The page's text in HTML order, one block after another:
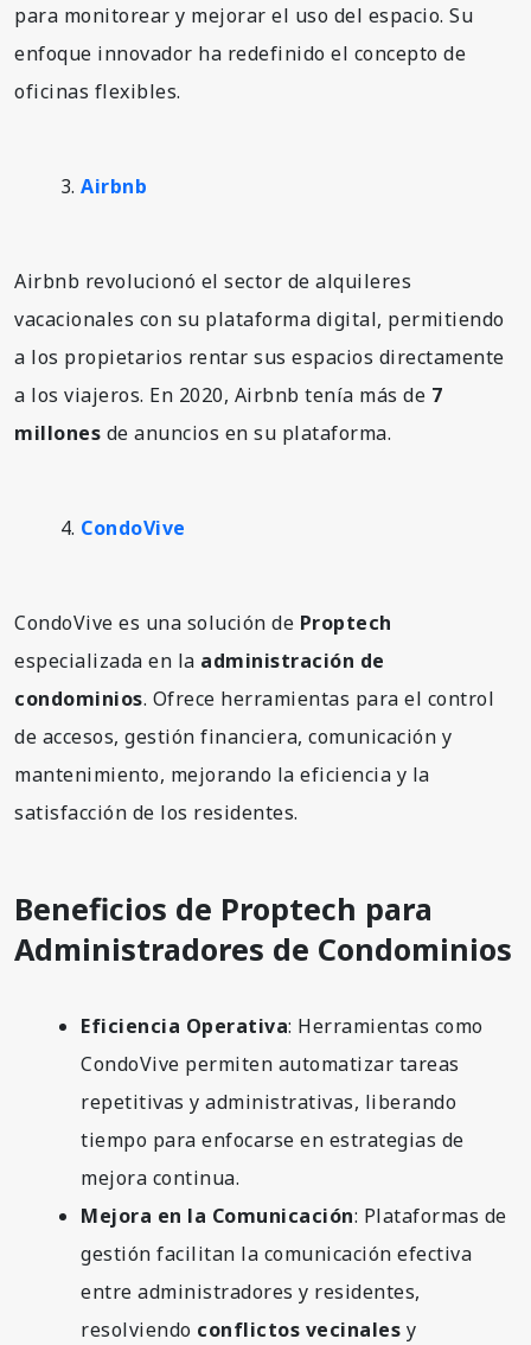
para monitorear y mejorar el uso del espacio. Su
enfoque innovador ha redefinido el concepto de
oficinas flexibles.
Airbnb
Airbnb revolucionó el sector de alquileres
vacacionales con su plataforma digital, permitiendo
a los propietarios rentar sus espacios directamente
a los viajeros. En 2020, Airbnb tenía más de 7
millones de anuncios en su plataforma.
CondoVive
CondoVive es una solución de Proptech
especializada en la administración de
condominios. Ofrece herramientas para el control
de accesos, gestión financiera, comunicación y
mantenimiento, mejorando la eficiencia y la
satisfacción de los residentes.
Beneficios de Proptech para
Administradores de Condominios
Eficiencia Operativa: Herramientas como
CondoVive permiten automatizar tareas
repetitivas y administrativas, liberando
tiempo para enfocarse en estrategias de
mejora continua.
Mejora en la Comunicación: Plataformas de
gestión facilitan la comunicación efectiva
entre administradores y residentes,
resolviendo conflictos vecinales y